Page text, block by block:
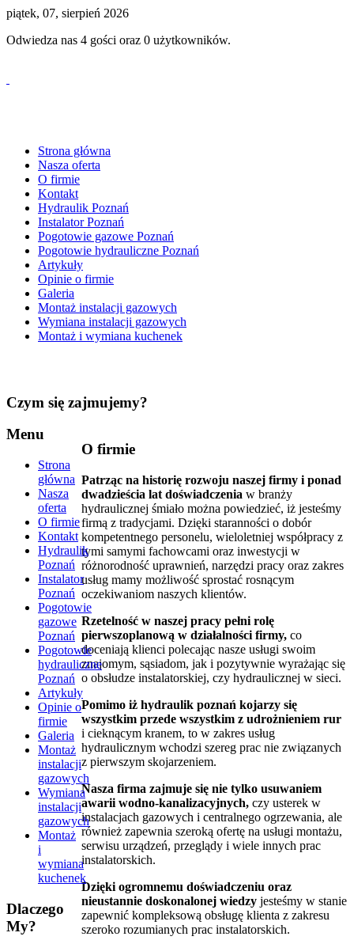
piątek, 07, sierpień 2026
Odwiedza nas 4 gości oraz 0 użytkowników.
Strona główna
Nasza oferta
O firmie
Kontakt
Hydraulik Poznań
Instalator Poznań
Pogotowie gazowe Poznań
Pogotowie hydrauliczne Poznań
Artykuły
Opinie o firmie
Galeria
Montaż instalacji gazowych
Wymiana instalacji gazowych
Montaż i wymiana kuchenek
Czym się zajmujemy?
O firmie
Patrząc na historię rozwoju naszej firmy i ponad
dwadzieścia lat doświadczenia w branży
hydraulicznej śmiało można powiedzieć, iż jesteśmy
firmą z tradycjami. Dzięki staranności o dobór
kompetentnego personelu, wieloletniej współpracy z
tymi samymi fachowcami oraz inwestycji w
różnorodność uprawnień, narzędzi pracy oraz zakres
usług mamy możliwość sprostać rosnącym
oczekiwaniom naszych klientów.
Rzetelność w naszej pracy pełni rolę
pierwszoplanową w działalności firmy, co
doceniają klienci polecając nasze usługi swoim
znajomym, sąsiadom, jak i pozytywnie wyrażając się
o obsłudze instalatorskiej, czy hydraulicznej w sieci.
Pomimo iż hydraulik poznań kojarzy się
wszystkim przede wszystkim z udrożnieniem rur
i cieknącym kranem, to w zakres usług
hydraulicznym wchodzi szereg prac nie związanych
z pierwszym skojarzeniem.
Nasza firma zajmuje się nie tylko usuwaniem
awarii wodno-kanalizacyjnych, czy usterek w
instalacjach gazowych i centralnego ogrzewania, ale
również zapewnia szeroką ofertę na usługi montażu,
serwisu urządzeń, przeglądy i wiele innych prac
instalatorskich.
Dzięki ogromnemu doświadczeniu oraz
nieustannie doskonalonej wiedzy jesteśmy w stanie
zapewnić kompleksową obsługę klienta z zakresu
szeroko rozumianych prac instalatorskich.
Menu
Strona
główna
Nasza
oferta
O firmie
Kontakt
Hydraulik
Poznań
Instalator
Poznań
Pogotowie
gazowe
Poznań
Pogotowie
hydrauliczne
Poznań
Artykuły
Opinie o
firmie
Galeria
Montaż
instalacji
gazowych
Wymiana
instalacji
gazowych
Montaż
i
wymiana
kuchenek
Dlaczego
My?